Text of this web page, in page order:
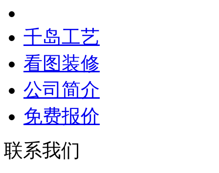
千岛工艺
看图装修
公司简介
免费报价
联系我们